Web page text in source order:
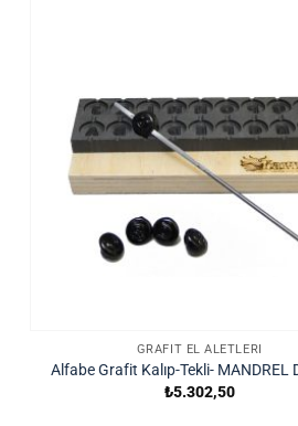
GRAFIT EL ALETLERI
Alfabe Grafit Kalıp-Tekli- MANDREL
₺5.302,50